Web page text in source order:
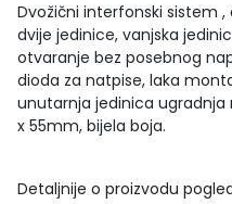
Dvožični interfonski sistem
dvije jedinice, vanjska
otvaranje bez posebnog
dioda za natpise, laka
unutarnja jedinica ugradnja
x 55mm, bijela boja.
Detaljnije o proizvodu